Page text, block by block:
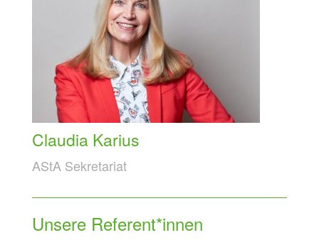
Claudia Karius
AStA Sekretariat
Unsere Referent*innen